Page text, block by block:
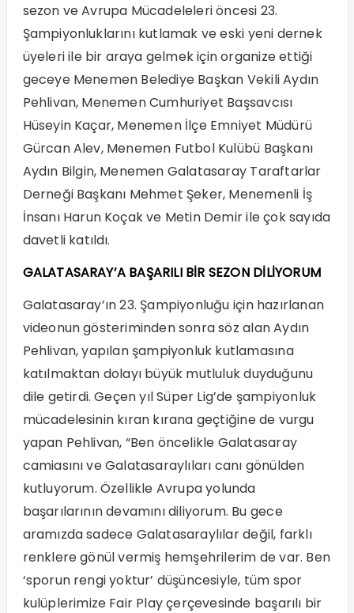
sezon ve Avrupa Mücadeleleri öncesi 23.
Şampiyonluklarını kutlamak ve eski yeni dernek
üyeleri ile bir araya gelmek için organize ettiği
geceye Menemen Belediye Başkan Vekili Aydın
Pehlivan, Menemen Cumhuriyet Başsavcısı
Hüseyin Kaçar, Menemen İlçe Emniyet Müdürü
Gürcan Alev, Menemen Futbol Kulübü Başkanı
Aydın Bilgin, Menemen Galatasaray Taraftarlar
Derneği Başkanı Mehmet Şeker, Menemenli İş
İnsanı Harun Koçak ve Metin Demir ile çok sayıda
davetli katıldı.
GALATASARAY’A BAŞARILI BİR SEZON DİLİYORUM
Galatasaray’ın 23. Şampiyonluğu için hazırlanan
videonun gösteriminden sonra söz alan Aydın
Pehlivan, yapılan şampiyonluk kutlamasına
katılmaktan dolayı büyük mutluluk duyduğunu
dile getirdi. Geçen yıl Süper Lig’de şampiyonluk
mücadelesinin kıran kırana geçtiğine de vurgu
yapan Pehlivan, “Ben öncelikle Galatasaray
camiasını ve Galatasaraylıları canı gönülden
kutluyorum. Özellikle Avrupa yolunda
başarılarının devamını diliyorum. Bu gece
aramızda sadece Galatasaraylılar değil, farklı
renklere gönül vermiş hemşehrilerim de var. Ben
‘sporun rengi yoktur’ düşüncesiyle, tüm spor
kulüplerimize Fair Play çerçevesinde başarılı bir